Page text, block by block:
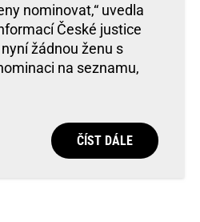
nominovat,“ uvedla
České justice
žádnou ženu s
na seznamu,
ČÍST DÁLE